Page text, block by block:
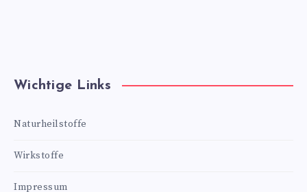
Wichtige Links
Naturheilstoffe
Wirkstoffe
Impressum